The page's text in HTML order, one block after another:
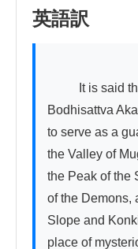
英語訳
Bodhisattva
to serve as a
the Valley of
the Peak of the
of the Demons,
Slope and
place of